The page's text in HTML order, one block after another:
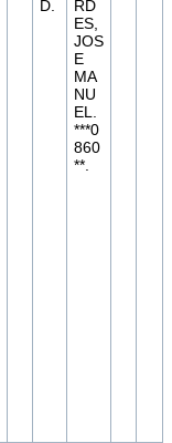
D.
RD
ES,
JOS
E
MA
NU
EL.
***0
860
**.